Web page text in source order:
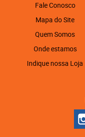
Fale Conosco
Mapa do Site
Quem Somos
Onde estamos
Indique nossa Loja